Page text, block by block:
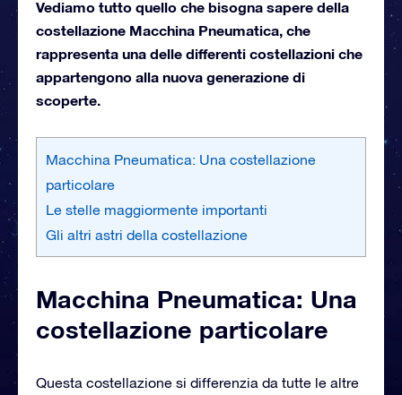
Vediamo tutto quello che bisogna sapere della
costellazione Macchina Pneumatica, che
rappresenta una delle differenti costellazioni che
appartengono alla nuova generazione di
scoperte.
Macchina Pneumatica: Una costellazione
particolare
Le stelle maggiormente importanti
Gli altri astri della costellazione
Macchina Pneumatica: Una
costellazione particolare
Questa costellazione si differenzia da tutte le altre